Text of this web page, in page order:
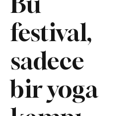
festival,
sadece
bir yoga